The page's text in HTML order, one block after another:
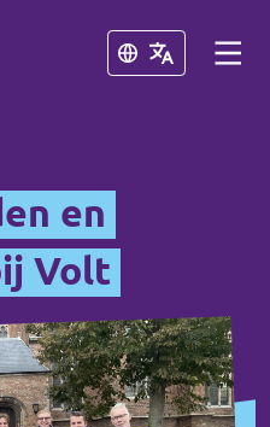
Sluiten
Sluiten
en
Volt